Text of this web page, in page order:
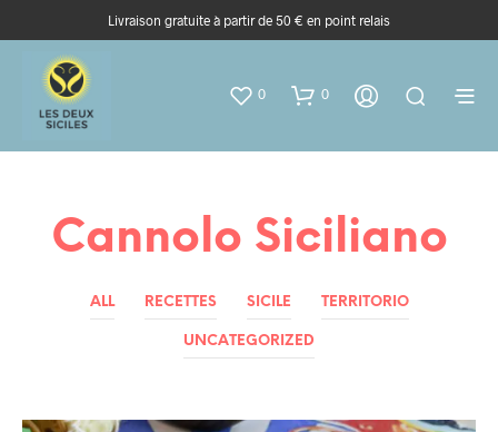
Livraison gratuite à partir de 50 € en point relais
0 0
Cannolo Siciliano
ALL RECETTES SICILE TERRITORIO
UNCATEGORIZED